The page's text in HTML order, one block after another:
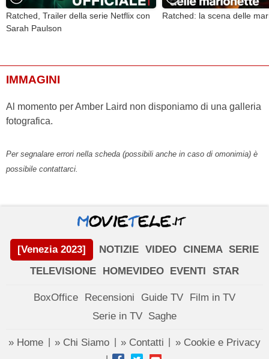
Ratched, Trailer della serie Netflix con
Sarah Paulson
Ratched: la scena delle
IMMAGINI
Al momento per Amber Laird non disponiamo di una galleria
fotografica.
Per segnalare errori nella scheda (possibili anche in caso di omonimia) è
possibile contattarci.
[Venezia 2023] NOTIZIE VIDEO CINEMA SERIE
TELEVISIONE
HOMEVIDEO EVENTI STAR
BoxOffice Recensioni Guide TV
Film in TV
Serie in TV Saghe
» Home » Chi Siamo » Contatti » Cookie e Privacy